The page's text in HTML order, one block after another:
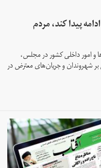
پیدا کند، مردم
و امور داخلی کشور در مجلس،‌
شهروندان و جریان‌های معترض در